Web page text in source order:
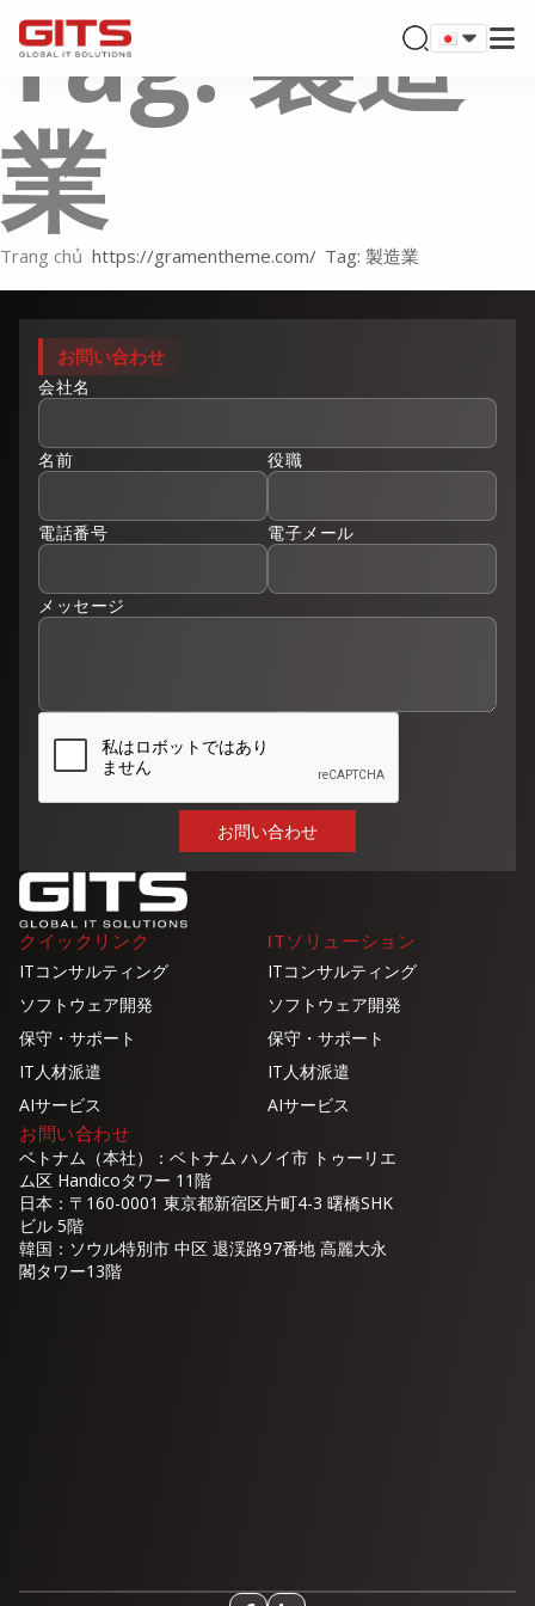
Tag: 製造
業
Trang chủ Tag: 製造業
お問い合わせ
会社名
名前 役職
電話番号 電子メール
メッセージ
クイックリンク
ITコンサルティング
ソフトウェア開発
保守・サポート
IT人材派遣
AIサービス
ITソリューション
ITコンサルティング
ソフトウェア開発
保守・サポート
IT人材派遣
AIサービス
お問い合わせ
ベトナム（本社）：ベトナム ハノイ市 トゥーリエ
ム区 Handicoタワー 11階
日本：〒160-0001 東京都新宿区片町4-3 曙橋SHK
ビル 5階
韓国：ソウル特別市 中区 退渓路97番地 高麗大永
閣タワー13階